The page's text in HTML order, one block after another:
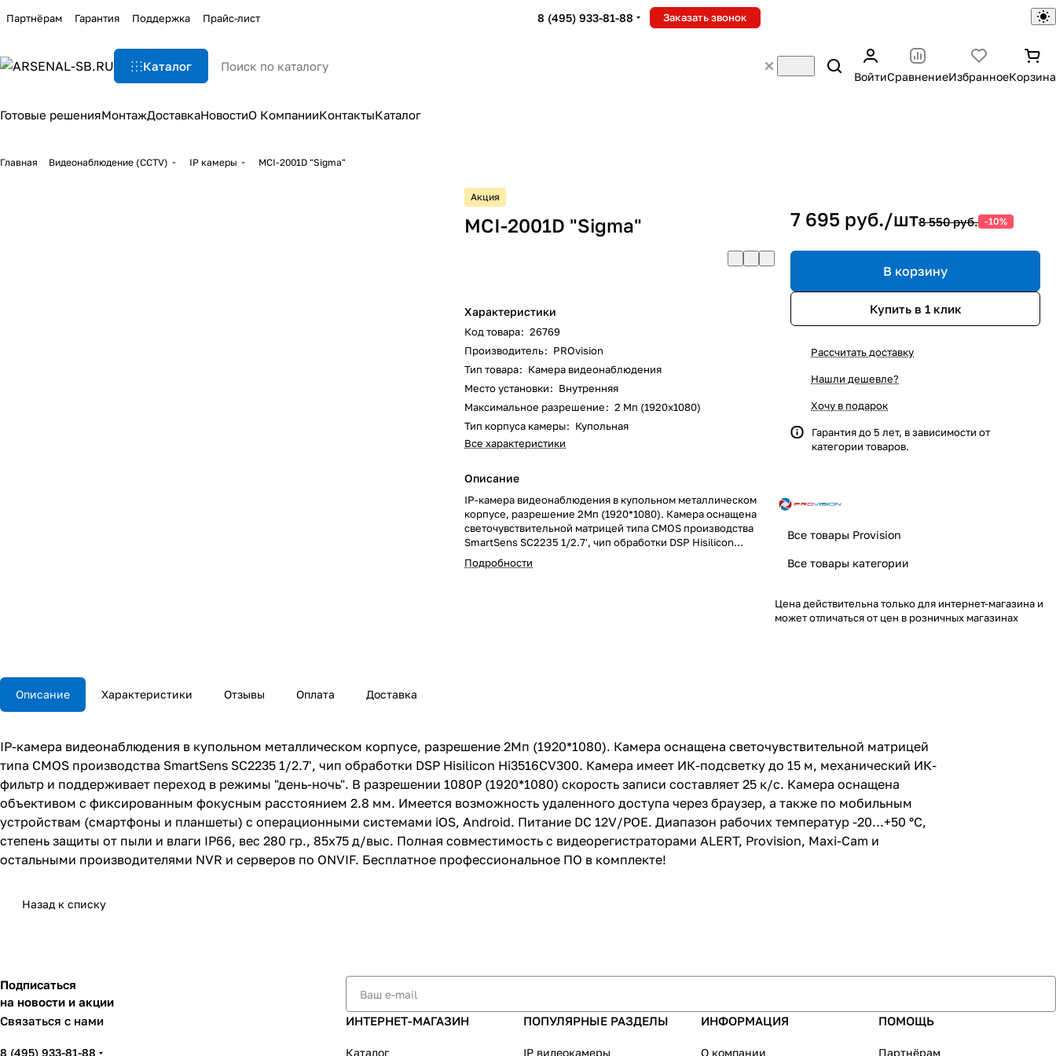
Партнёрам Гарантия Поддержка Прайс-лист 8 (495) 933-81-88 Заказать звонок
Каталог
ВойтиСравнениеИзбранноеКорзина
Готовые решенияМонтажДоставкаНовостиО КомпанииКонтактыКаталог
Главная Видеонаблюдение (CCTV) IP камеры MCI-2001D "Sigma"
Акция
MCI-2001D "Sigma"
Характеристики
Код товара: 26769
Производитель: PROvision
Тип товара: Камера видеонаблюдения
Место установки: Внутренняя
Максимальное разрешение: 2 Мп (1920x1080)
Тип корпуса камеры: Купольная
Все характеристики
Описание
IP-камера видеонаблюдения в купольном металлическом
корпусе, разрешение 2Мп (1920*1080). Камера оснащена
светочувствительной матрицей типа CMOS производства
SmartSens SC2235 1/2.7', чип обработки DSP Hisilicon
Hi3516CV300. Камера имеет ИК-подсветку до 15 м,
механический ИК-фильтр и поддерживает переход в
Бесплатное профессиональное ПО в комплекте!
Подробности
7 695 руб./шт8 550 руб. -10%
В корзину
Купить в 1 клик
Рассчитать доставку
Нашли дешевле?
Хочу в подарок
Гарантия до 5 лет, в зависимости от
категории товаров.
Все товары Provision
Все товары категории
Цена действительна только для интернет-магазина и
может отличаться от цен в розничных магазинах
Описание Характеристики Отзывы Оплата Доставка
IP-камера видеонаблюдения в купольном металлическом корпусе, разрешение 2Мп (1920*1080). Камера оснащена светочувствительной матрицей
типа CMOS производства SmartSens SC2235 1/2.7', чип обработки DSP Hisilicon Hi3516CV300. Камера имеет ИК-подсветку до 15 м, механический ИК-
фильтр и поддерживает переход в режимы "день-ночь". В разрешении 1080P (1920*1080) скорость записи составляет 25 к/c. Камера оснащена
объективом с фиксированным фокусным расстоянием 2.8 мм. Имеется возможность удаленного доступа через браузер, а также по мобильным
устройствам (смартфоны и планшеты) с операционными системами iOS, Android. Питание DC 12V/POE. Диапазон рабочих температур -20...+50 °С,
степень защиты от пыли и влаги IP66, вес 280 гр., 85х75 д/выс. Полная совместимость с видеорегистраторами ALERT, Provision, Maxi-Cam и
остальными производителями NVR и серверов по ONVIF. Бесплатное профессиональное ПО в комплекте!
Назад к списку
Подписаться
на новости и акции
Связаться с нами
8 (495) 933-81-88
ИНТЕРНЕТ-МАГАЗИН
Каталог
ПОПУЛЯРНЫЕ РАЗДЕЛЫ
IP видеокамеры
ИНФОРМАЦИЯ
О компании
ПОМОЩЬ
Партнёрам